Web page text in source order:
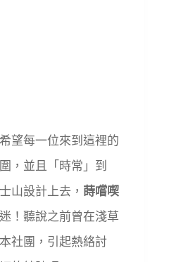
望每一位來到這裡的
，並且「時常」到
山設計上去， 蒔嚐喫
！聽說之前曾在淺草
社團，引起熱絡討